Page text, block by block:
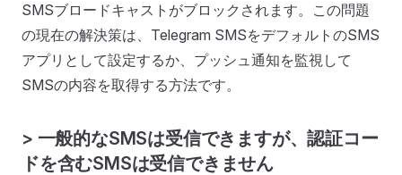
SMSブロードキャストがブロックされます。この問題
の現在の解決策は、Telegram SMSをデフォルトのSMS
アプリとして設定するか、プッシュ通知を監視して
SMSの内容を取得する方法です。
> 一般的なSMSは受信できますが、認証コー
ドを含むSMSは受信できません